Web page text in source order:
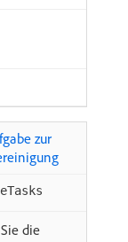
zur
die